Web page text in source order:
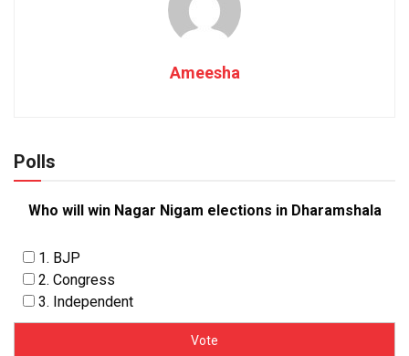
Ameesha
Polls
Who will win Nagar Nigam elections in Dharamshala
1. BJP
2. Congress
3. Independent